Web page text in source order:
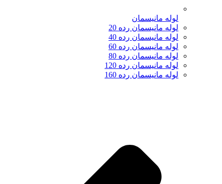
لوله مانیسمان
لوله مانیسمان رده 20
لوله مانیسمان رده 40
لوله مانیسمان رده 60
لوله مانیسمان رده 80
لوله مانیسمان رده 120
لوله مانیسمان رده 160